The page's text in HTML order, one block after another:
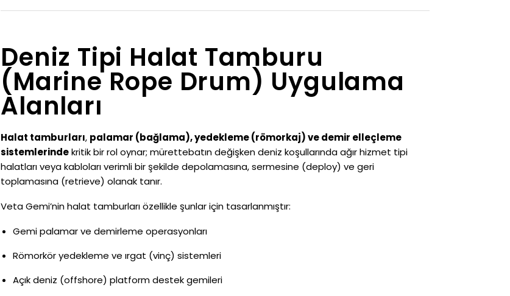
Deniz Tipi Halat Tamburu
(Marine Rope Drum) Uygulama
Alanları
Halat tamburları, palamar (bağlama), yedekleme (römorkaj) ve demir elleçleme
sistemlerindekritik bir rol oynar; mürettebatın değişken deniz koşullarında ağır hizmet tipi
halatları veya kabloları verimli bir şekilde depolamasına, sermesine (deploy) ve geri
toplamasına (retrieve) olanak tanır.
Veta Gemi’nin halat tamburları özellikle şunlar için tasarlanmıştır:
Gemi palamar ve demirleme operasyonları
Römorkör yedekleme ve ırgat (vinç) sistemleri
Açık deniz (offshore) platform destek gemileri